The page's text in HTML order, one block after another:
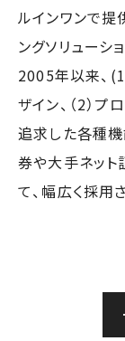
ルインワンで提
ングソリューシ
2005年以来、
ザイン、（2）
追求した各種
券や大手ネッ
て、幅広く採用